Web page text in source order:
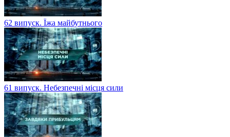
62 випуск. Їжа майбутнього
61 випуск. Небезпечні місця сили